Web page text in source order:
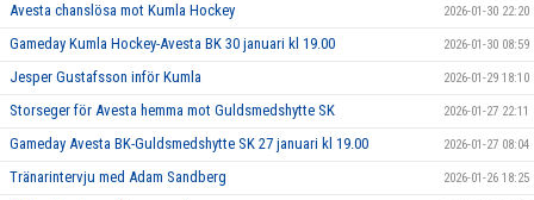
Avesta chanslösa mot Kumla Hockey 2026-01-30 22:20
Gameday Kumla Hockey-Avesta BK 30 januari kl 19.00 2026-01-30 08:59
Jesper Gustafsson inför Kumla 2026-01-29 18:10
Storseger för Avesta hemma mot Guldsmedshytte SK 2026-01-27 22:11
Gameday Avesta BK-Guldsmedshytte SK 27 januari kl 19.00 2026-01-27 08:04
Tränarintervju med Adam Sandberg 2026-01-26 18:25